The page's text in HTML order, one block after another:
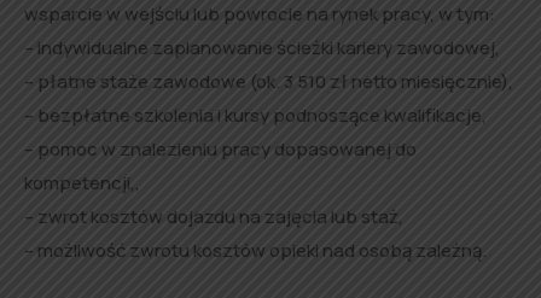
wsparcie w wejściu lub powrocie na rynek pracy, w tym:
– indywidualne zaplanowanie ścieżki kariery zawodowej,
– płatne staże zawodowe (ok. 3 510 zł netto miesięcznie),
– bezpłatne szkolenia i kursy podnoszące kwalifikacje,
– pomoc w znalezieniu pracy dopasowanej do
kompetencji,,
– zwrot kosztów dojazdu na zajęcia lub staż,
– możliwość zwrotu kosztów opieki nad osobą zależną.